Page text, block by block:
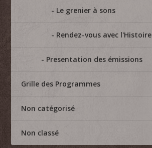
Le grenier à sons
Rendez-vous avec l'Histoire
Presentation des émissions
Grille des Programmes
Non catégorisé
Non classé